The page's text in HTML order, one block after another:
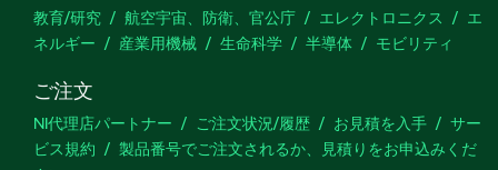
教育/研究 航空宇宙、防衛、官公庁 エレクトロニクス
エ
ネルギー
産業用機械 生命科学 半導体 モビリティ
ご注文
NI代理店パートナー ご注文状況/履歴 お見積を入手
サー
ビス規約
製品番号でご注文されるか、見積りをお申込みくだ